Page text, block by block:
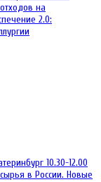
на
2.0:
10.30-12.00
сырья в России. Новые